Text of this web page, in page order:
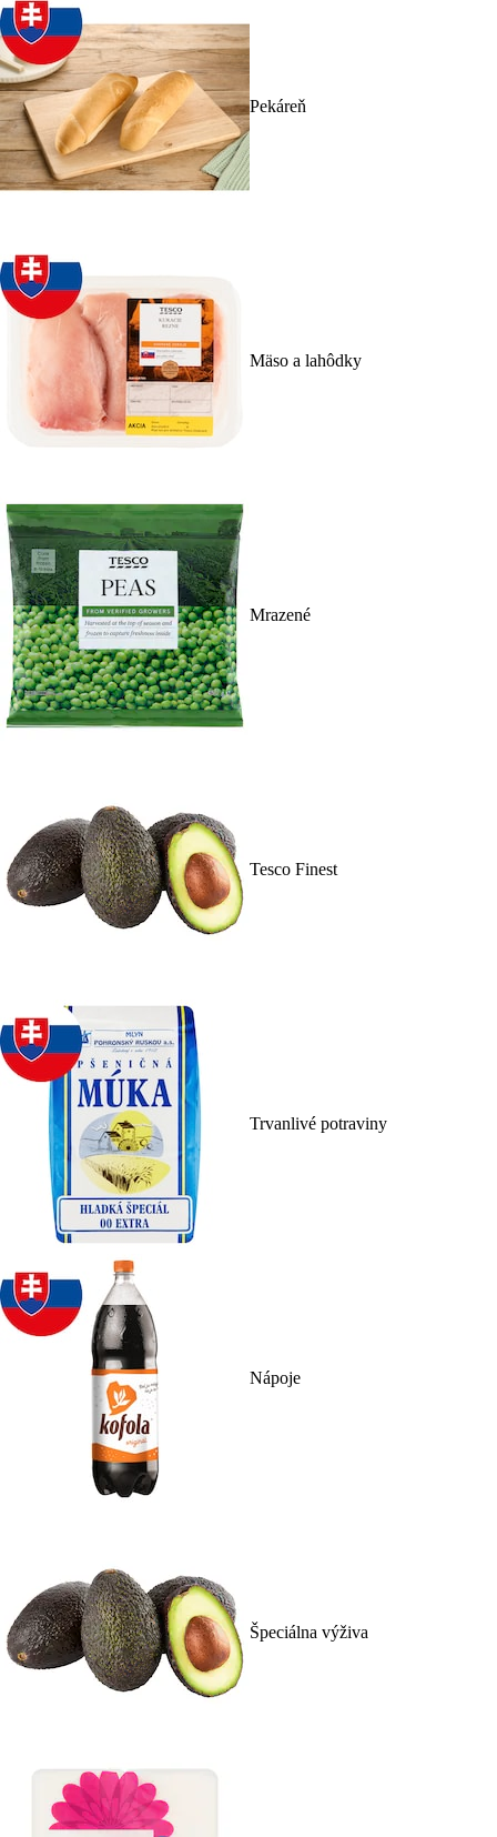
Pekáreň
Mäso a lahôdky
Mrazené
Tesco Finest
Trvanlivé potraviny
Nápoje
Špeciálna výživa